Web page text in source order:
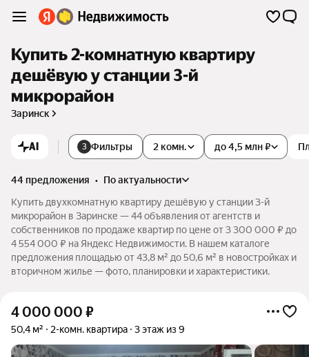
Купить 2-комнатную квартиру
дешёвую у станции 3-й
микрорайон
Заринск
AI 3 Фильтры 2 комн. до 4,5 млн ₽
44 предложения •
по актуальности
Купить двухкомнатную квартиру дешёвую у станции 3-й
микрорайон в Заринске — 44 объявления от агентств и
собственников по продаже квартир по цене от 3 300 000 ₽ до
4 554 000 ₽ на Яндекс Недвижимости. В нашем каталоге
предложения площадью от 43,8 м² до 50,6 м² в новостройках и
вторичном жилье — фото, планировки и характеристики.
4 000 000 ₽
50,4 м² 2-комн. квартира 3 этаж из 9